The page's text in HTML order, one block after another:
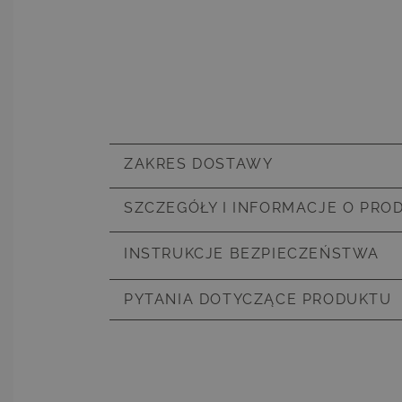
ZAKRES DOSTAWY
Kompletny zestaw bez wypełnienia
SZCZEGÓŁY I INFORMACJE O
Rodzaj produktu Pokrowce
INSTRUKCJE BEZPIECZEŃSTWA
PYTANIA DOTYCZĄCE PRODUKTU